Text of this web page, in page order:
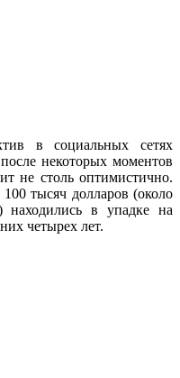
в социальных сетях
некоторых моментов
не столь оптимистично.
тысяч долларов (около
находились в упадке на
четырех лет.